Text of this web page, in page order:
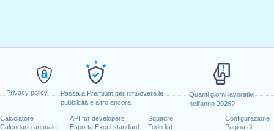
Privacy policy
Passa a Premium per rimuovere le
pubblicità e altro ancora
Quanti giorni lavorativi
nell'anno 2026?
Calcolatore
Calendario annuale
API for developers
Esporta Excel standard
Squadre
Todo list
Configurazione
Pagina di